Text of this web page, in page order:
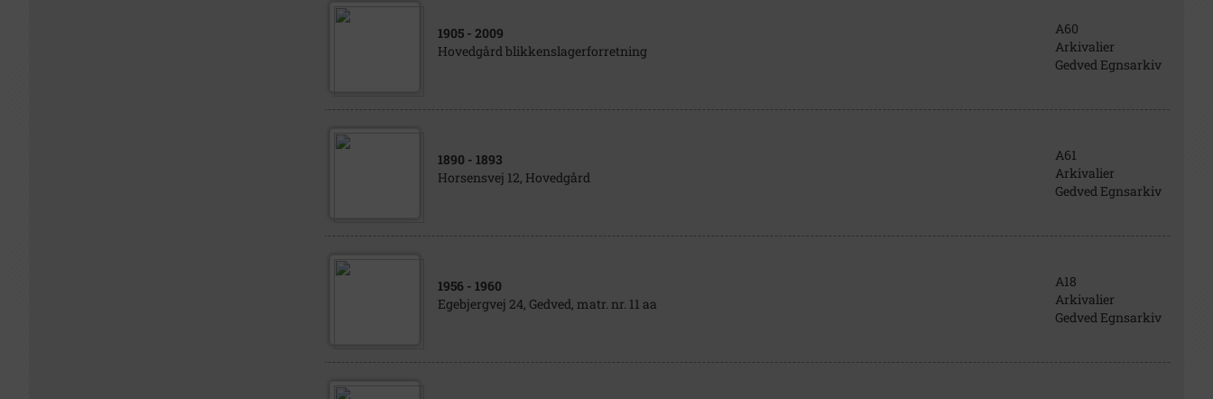
1905 - 2009
Hovedgård blikkenslagerforretning
A60
Arkivalier
Gedved Egnsarkiv
1890 - 1893
Horsensvej 12, Hovedgård
A61
Arkivalier
Gedved Egnsarkiv
1956 - 1960
Egebjergvej 24, Gedved, matr. nr. 11 aa
A18
Arkivalier
Gedved Egnsarkiv